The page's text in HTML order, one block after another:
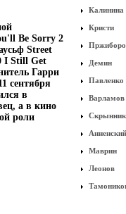
Be Sorry 2
Street
I Still Get
Гарри
сентября
в
а в кино
роли
Калинина
Кристи
Демин
Павленко
Варламов
Анненский
Маврин
Леонов